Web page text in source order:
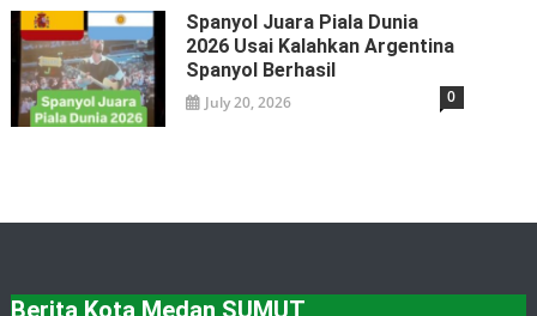
Spanyol Juara Piala Dunia
2026 Usai Kalahkan Argentina
Spanyol Berhasil
July 20, 2026 0
Berita Kota Medan SUMUT